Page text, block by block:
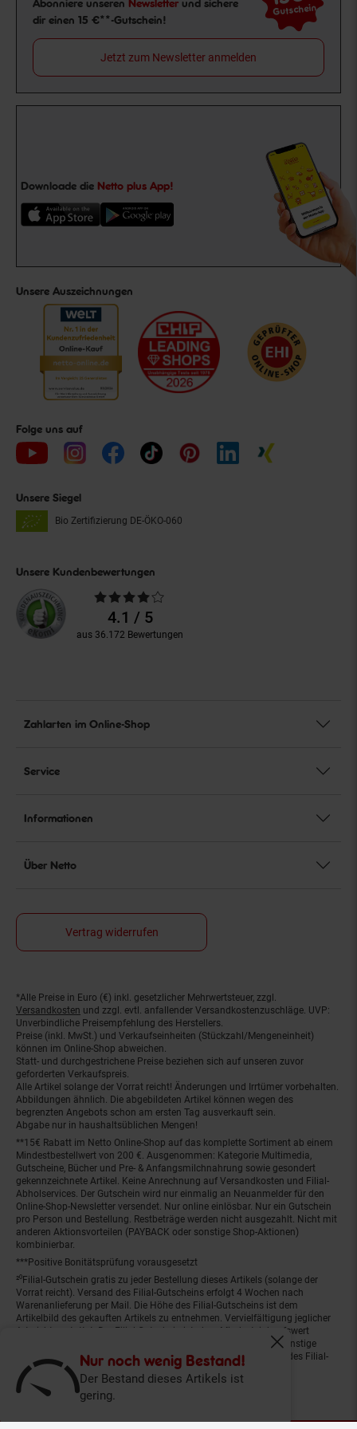
Nur noch wenig Bestand!
Der Bestand dieses Artikels ist
gering.
Fenster
Abonniere unseren Newsletter und sichere
dir einen 15 €**-Gutschein!
Gutschein
Jetzt zum Newsletter anmelden
Downloade die Netto plus App!
Unsere Auszeichnungen
Folge uns auf
Unsere Siegel
Bio Zertifizierung DE-ÖKO-060
Unsere Kundenbewertungen
Durchschnittliche
Bewertungen4.1 / 5
aus 36.172 Bewertungen
Zahlarten im Online-Shop
Service
Informationen
Über Netto
Vertrag widerrufen
Fußnoten
*Alle Preise in Euro (€) inkl. gesetzlicher Mehrwertsteuer, zzgl.
Versandkosten und zzgl. evtl. anfallender Versandkostenzuschläge. UVP:
Unverbindliche Preisempfehlung des Herstellers.
Preise (inkl. MwSt.) und Verkaufseinheiten (Stückzahl/Mengeneinheit)
können im Online-Shop abweichen.
Statt- und durchgestrichene Preise beziehen sich auf unseren zuvor
geforderten Verkaufspreis.
Alle Artikel solange der Vorrat reicht! Änderungen und Irrtümer vorbehalten.
Abbildungen ähnlich. Die abgebildeten Artikel können wegen des
begrenzten Angebots schon am ersten Tag ausverkauft sein.
Abgabe nur in haushaltsüblichen Mengen!
**15€ Rabatt im Netto Online-Shop auf das komplette Sortiment ab einem
Mindestbestellwert von 200 €. Ausgenommen: Kategorie Multimedia,
Gutscheine, Bücher und Pre- & Anfangsmilchnahrung sowie gesondert
gekennzeichnete Artikel. Keine Anrechnung auf Versandkosten und Filial-
Abholservices. Der Gutschein wird nur einmalig an Neuanmelder für den
Online-Shop-Newsletter versendet. Nur online einlösbar. Nur ein Gutschein
pro Person und Bestellung. Restbeträge werden nicht ausgezahlt. Nicht mit
anderen Aktionsvorteilen (PAYBACK oder sonstige Shop-Aktionen)
kombinierbar.
***Positive Bonitätsprüfung vorausgesetzt
²⁰Filial-Gutschein gratis zu jeder Bestellung dieses Artikels (solange der
Vorrat reicht). Versand des Filial-Gutscheins erfolgt 4 Wochen nach
Warenanlieferung per Mail. Die Höhe des Filial-Gutscheins ist dem
Artikelbild des gekauften Artikels zu entnehmen. Vervielfältigung jeglicher
Art nicht gestattet. Der Filial-Gutschein ist ohne Mindesteinkaufswert
einlösbar. Nicht mit anderen Aktionsvorteilen (PAYBACK oder sonstige
Shop-Aktionen) kombinierbar. Der jeweilige Gültigkeitszeitraum des Filial-
Gutscheins ist darauf vermerkt.